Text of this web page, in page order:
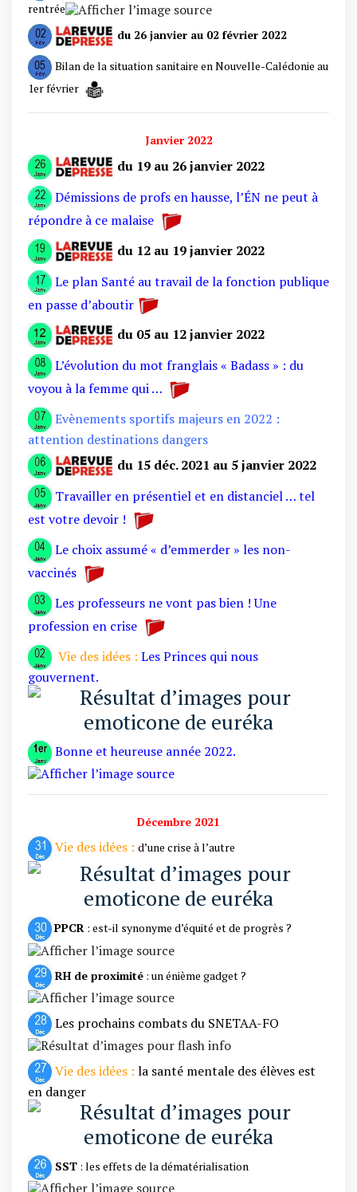
rentrée
du 26 janvier au 02 février 2022
Bilan de la situation sanitaire en Nouvelle-Calédonie au
1er février
Janvier 2022
du 19 au 26 janvier 2022
Démissions de profs en hausse, l’ÉN ne peut à
répondre à ce malaise
du 12 au 19 janvier 2022
Le plan Santé au travail de la fonction publique
en passe d’aboutir
du 05 au 12 janvier 2022
L’évolution du mot franglais « Badass » : du
voyou à la femme qui …
Evènements sportifs majeurs en 2022 :
attention destinations dangers
du 15 déc. 2021 au 5 janvier 2022
Travailler en présentiel et en distanciel … tel
est votre devoir !
Le choix assumé « d’emmerder » les non-
vaccinés
Les professeurs ne vont pas bien ! Une
profession en crise
Vie des idées : Les Princes qui nous
gouvernent.
Bonne et heureuse année 2022.
Décembre 2021
Vie des idées : d’une crise à l’autre
PPCR : est-il synonyme d’équité et de progrès ?
RH de proximité : un énième gadget ?
Les prochains combats du SNETAA-FO
Vie des idées : la santé mentale des élèves est
en danger
SST : les effets de la dématérialisation